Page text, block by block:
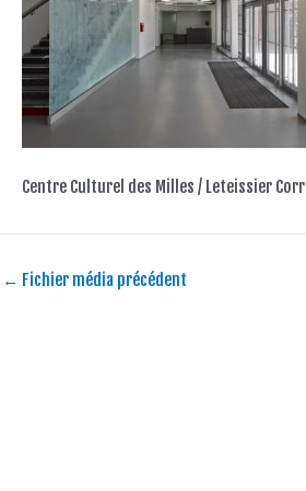
Centre Culturel des Milles / Leteissier
← Fichier média précédent